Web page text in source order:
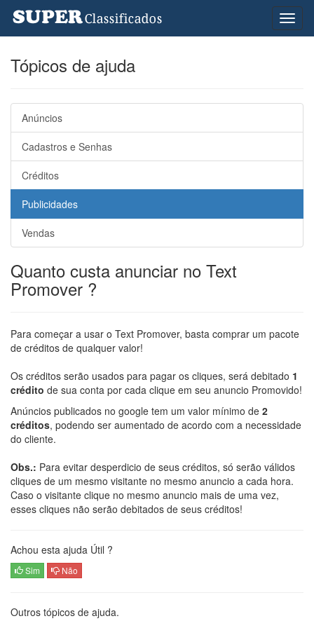
Tópicos de ajuda
Anúncios
Cadastros e Senhas
Créditos
Publicidades
Vendas
Quanto custa anunciar no Text
Promover ?
Para começar a usar o Text Promover, basta comprar um pacote
de créditos de qualquer valor!
Os créditos serão usados para pagar os cliques, será debitado 1
crédito de sua conta por cada clique em seu anuncio Promovido!
Anúncios publicados no google tem um valor mínimo de 2
créditos, podendo ser aumentado de acordo com a necessidade
do cliente.
Obs.: Para evitar desperdicio de seus créditos, só serão válidos
cliques de um mesmo visitante no mesmo anuncio a cada hora.
Caso o visitante clique no mesmo anuncio mais de uma vez,
esses cliques não serão debitados de seus créditos!
Achou esta ajuda Útil ?
Sim Não
Outros tópicos de ajuda.